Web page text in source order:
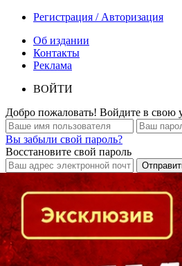
Регистрация / Авторизация
Об издании
Контакты
Реклама
ВОЙТИ
Добро пожаловать! Войдите в свою
Вы забыли свой пароль?
Восстановите свой пароль
Кто есть кто в Байкальском регионе